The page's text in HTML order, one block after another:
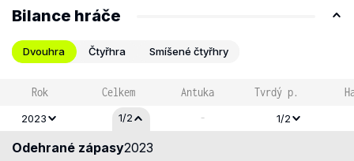
Bilance hráče
Dvouhra Čtyřhra Smíšené čtyřhry
Rok Celkem Antuka Tvrdý p.
2023 1/2 - 1/2
Odehrané zápasy2023